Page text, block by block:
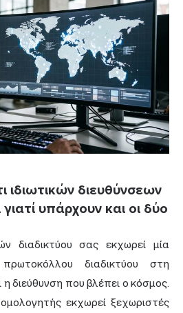
ιδιωτικών διευθύνσεων
γιατί υπάρχουν και οι δύο
διαδικτύου σας εκχωρεί μία
διαδικτύου στη
διεύθυνση που βλέπει ο κόσμος.
εκχωρεί ξεχωριστές